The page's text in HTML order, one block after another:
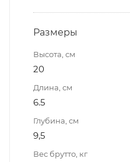
Размеры
Высота, см
20
Длина, см
6.5
Глубина, см
9,5
Вес брутто, кг